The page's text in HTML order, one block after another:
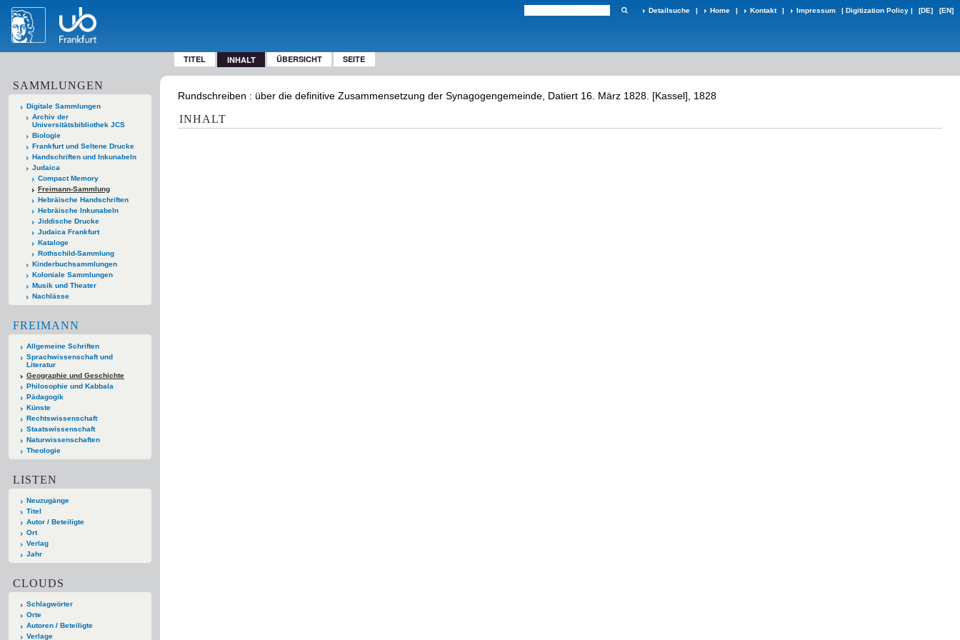
Detailsuche | Home | Kontakt | Impressum | Digitization Policy | [DE] [EN]
TITEL INHALT ÜBERSICHT SEITE
SAMMLUNGEN
Digitale Sammlungen
Archiv der
Universitätsbibliothek JCS
Biologie
Frankfurt und Seltene Drucke
Handschriften und Inkunabeln
Judaica
Compact Memory
Freimann-Sammlung
Hebräische Handschriften
Hebräische Inkunabeln
Jiddische Drucke
Judaica Frankfurt
Kataloge
Rothschild-Sammlung
Kinderbuchsammlungen
Koloniale Sammlungen
Musik und Theater
Nachlässe
FREIMANN
Allgemeine Schriften
Sprachwissenschaft und
Literatur
Geographie und Geschichte
Philosophie und Kabbala
Pädagogik
Künste
Rechtswissenschaft
Staatswissenschaft
Naturwissenschaften
Theologie
LISTEN
Neuzugänge
Titel
Autor / Beteiligte
Ort
Verlag
Jahr
CLOUDS
Schlagwörter
Orte
Autoren / Beteiligte
Verlage
Rundschreiben : über die definitive Zusammensetzung der Synagogengemeinde, Datiert 16. März 1828. [Kassel], 1828
INHALT